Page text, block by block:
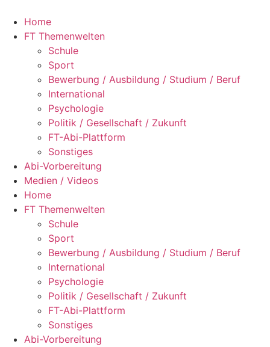
Inhalt
springen
Home
FT Themenwelten
Schule
Sport
Bewerbung / Ausbildung / Studium / Beruf
International
Psychologie
Politik / Gesellschaft / Zukunft
FT-Abi-Plattform
Sonstiges
Abi-Vorbereitung
Medien / Videos
Home
FT Themenwelten
Schule
Sport
Bewerbung / Ausbildung / Studium / Beruf
International
Psychologie
Politik / Gesellschaft / Zukunft
FT-Abi-Plattform
Sonstiges
Abi-Vorbereitung